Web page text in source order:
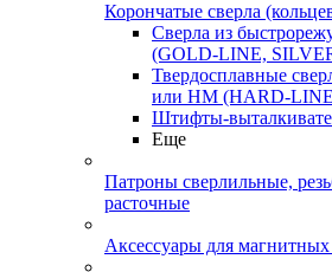
Корончатые сверла
Сверла из
(GOLD-LINE,
Твердосплавные
или HM (HARD-
Штифты-
Еще
Патроны сверлильные,
расточные
Аксессуары для